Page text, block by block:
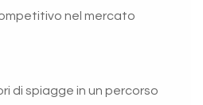
nel mercato
di spiagge in un percorso